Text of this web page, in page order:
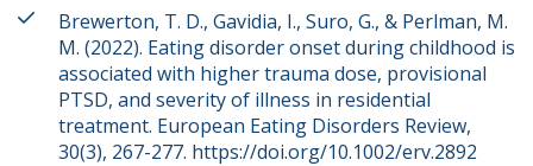
Brewerton, T. D., Gavidia, I., Suro, G., & Perlman, M.
M. (2022). Eating disorder onset during childhood is
associated with higher trauma dose, provisional
PTSD, and severity of illness in residential
treatment. European Eating Disorders Review,
30(3), 267-277. https://doi.org/10.1002/erv.2892